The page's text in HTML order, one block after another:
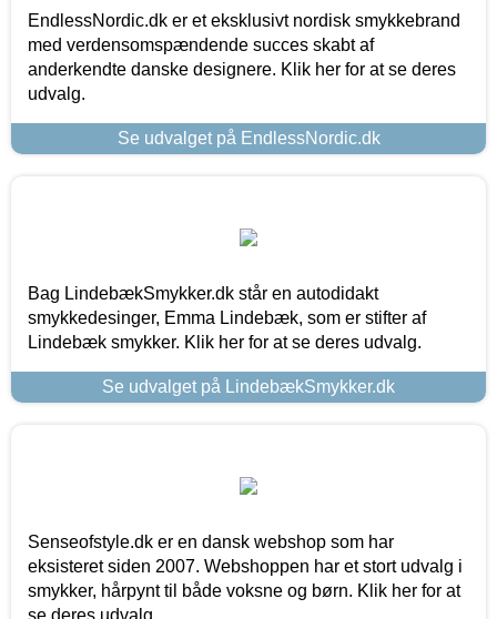
EndlessNordic.dk er et eksklusivt nordisk smykkebrand
med verdensomspændende succes skabt af
anderkendte danske designere. Klik her for at se deres
udvalg.
Se udvalget på EndlessNordic.dk
Bag LindebækSmykker.dk står en autodidakt
smykkedesinger, Emma Lindebæk, som er stifter af
Lindebæk smykker. Klik her for at se deres udvalg.
Se udvalget på LindebækSmykker.dk
Senseofstyle.dk er en dansk webshop som har
eksisteret siden 2007. Webshoppen har et stort udvalg i
smykker, hårpynt til både voksne og børn. Klik her for at
se deres udvalg.